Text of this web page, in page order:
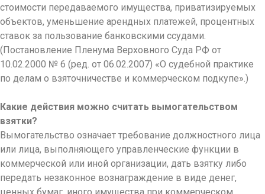
стоимости передаваемого имущества, приватизируемых
объектов, уменьшение арендных платежей, процентных
ставок за пользование банковскими ссудами.
(Постановление Пленума Верховного Суда РФ от
10.02.2000 № 6 (ред. от 06.02.2007) «О судебной практике
по делам о взяточничестве и коммерческом подкупе».)
Какие действия можно считать вымогательством
взятки?
Вымогательство означает требование должностного лица
или лица, выполняющего управленческие функции в
коммерческой или иной организации, дать взятку либо
передать незаконное вознаграждение в виде денег,